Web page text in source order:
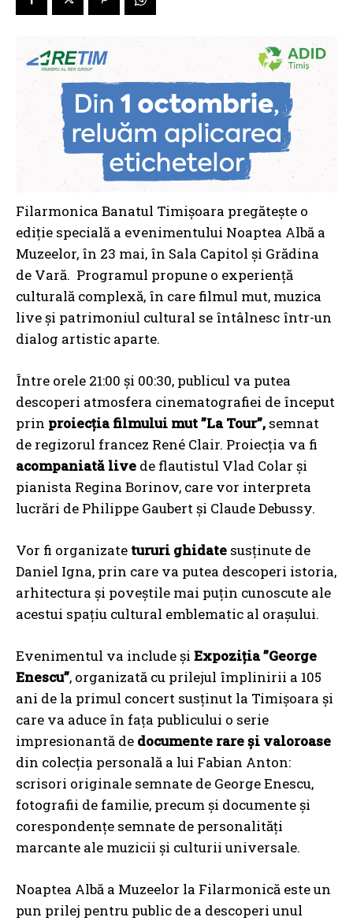
Filarmonica Banatul Timișoara pregătește o
ediție specială a evenimentului Noaptea Albă a
Muzeelor, în 23 mai, în Sala Capitol și Grădina
de Vară. Programul propune o experiență
culturală complexă, în care filmul mut, muzica
live și patrimoniul cultural se întâlnesc într-un
dialog artistic aparte.
Între orele 21:00 și 00:30, publicul va putea
descoperi atmosfera cinematografiei de început
prin proiecția filmului mut ”La Tour”, semnat
de regizorul francez René Clair. Proiecția va fi
acompaniată live de flautistul Vlad Colar și
pianista Regina Borinov, care vor interpreta
lucrări de Philippe Gaubert și Claude Debussy.
Vor fi organizate tururi ghidate susținute de
Daniel Igna, prin care va putea descoperi istoria,
arhitectura și poveștile mai puțin cunoscute ale
acestui spațiu cultural emblematic al orașului.
Evenimentul va include și Expoziția ”George
Enescu”, organizată cu prilejul împlinirii a 105
ani de la primul concert susținut la Timișoara și
care va aduce în fața publicului o serie
impresionantă de documente rare și valoroase
din colecția personală a lui Fabian Anton:
scrisori originale semnate de George Enescu,
fotografii de familie, precum și documente și
corespondențe semnate de personalități
marcante ale muzicii și culturii universale.
Noaptea Albă a Muzeelor la Filarmonică este un
pun prilej pentru public de a descoperi unul